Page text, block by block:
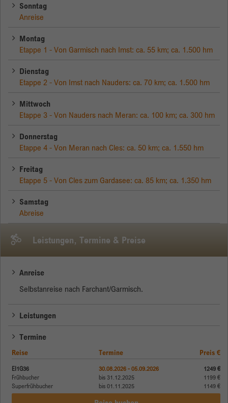
Sonntag
Anreise
Montag
Etappe 1 - Von Garmisch nach Imst: ca. 55 km; ca. 1.500 hm
Dienstag
Etappe 2 - Von Imst nach Nauders: ca. 70 km; ca. 1.500 hm
Mittwoch
Etappe 3 - Von Nauders nach Meran: ca. 100 km; ca. 300 hm
Donnerstag
Etappe 4 - Von Meran nach Cles: ca. 50 km; ca. 1.550 hm
Freitag
Etappe 5 - Von Cles zum Gardasee: ca. 85 km; ca. 1.350 hm
Samstag
Abreise
Leistungen, Termine & Preise
Anreise
Selbstanreise nach Farchant/Garmisch.
Leistungen
Termine
Reise Termine Preis €
EI1G36
Frühbucher
Superfrühbucher
30.08.2026 - 05.09.2026
bis 31.12.2025
bis 01.11.2025
1249 €
1199 €
1149 €